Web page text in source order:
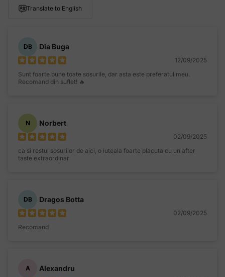
Translate to English
DB Dia Buga
12/09/2025
Sunt foarte bune toate sosurile, dar asta este preferatul meu.
Recomand din suflet! 🔥
N Norbert
02/09/2025
ca si restul sosurilor de aici, o iuteala foarte placuta cu un after
taste extraordinar
DB Dragos Botta
02/09/2025
Recomand
A Alexandru